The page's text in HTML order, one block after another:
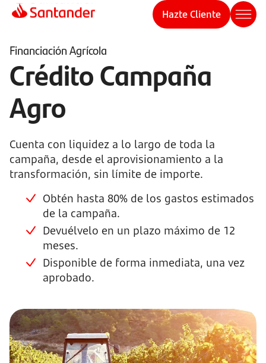
Hazte Cliente
Financiación Agrícola
Crédito Campaña
Agro
Cuenta con liquidez a lo largo de toda la
campaña, desde el aprovisionamiento a la
transformación, sin límite de importe.
Obtén hasta 80% de los gastos estimados
de la campaña.
Devuélvelo en un plazo máximo de 12
meses.
Disponible de forma inmediata, una vez
aprobado.